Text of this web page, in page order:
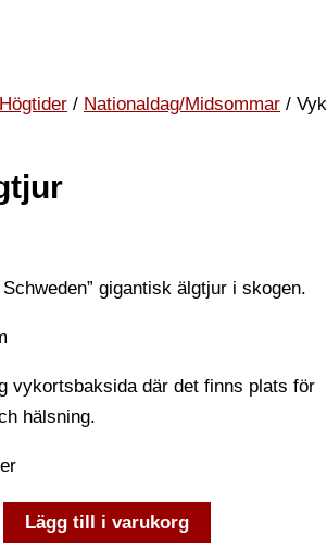
Högtider / Nationaldag/Midsommar /
gigantisk älgtjur i skogen.
vykortsbaksida där det finns plats för
hälsning.
Lägg till i varukorg